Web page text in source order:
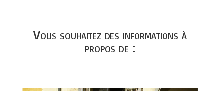
Vous souhaitez des informations à
propos de :